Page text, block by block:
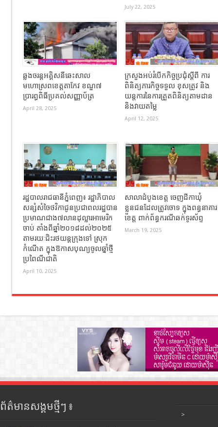
July 22, 2025
ឆ្លងចរន្តអគ្គិសនីឆេះសាល
មហោស្រពខេត្តតាកែវ ខណ្ឌ៧
ប្រារព្ធពិធីប្រគល់សញ្ញាប័ត្រ
April 28, 2025
ក្រសួងអប់រំបើកកិច្ចប្រជុំស្តីពី ការ
ពិនិត្យភារកិច្ចទទួល ខុសត្រូវ និង
យន្តការនៃការត្រួតពិនិត្យតាមដាន
និងវាយតម្លៃ
April 12, 2025
រដ្ឋបាលរាជធានីភ្នំពេញ៖ រដ្ឋាភិបាល
សន្សំសំចៃថវិកាជូនប្រជាពលរដ្ឋបាន
ប្រមាណជាង៧លានដុល្លារអាមេរិក
ចាប់ តាំងពីឆ្នាំ២០១៨ដល់២០២៥
តាមរយៈជិះរថយន្ដក្រុងទៅ ស្រុក
កំណើត ក្នុងឱកាសបុណ្យចូលឆ្នាំថ្មី
ប្រពៃណីជាតិ
April 10, 2025
សាលាដំបូងខេត្ត ចេញដីកាឃុំ
ខ្លួនជនដែលត្រូវចោទ ក្នុងពន្ធនាគារ
ខេត្ត ពាក់ព័ន្ធករណីឆក់ទូរស័ព្ទ
March 19, 2025
ព័ត៌មានសង្គមថ្មីៗ ៖
>